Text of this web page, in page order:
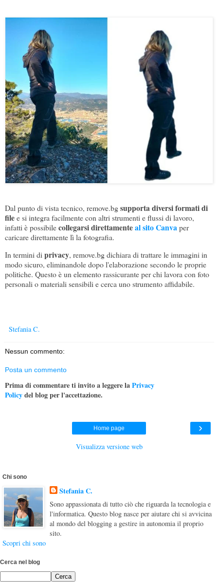
Dal punto di vista tecnico, remove.bgsupporta diversi formati di
filee si integra facilmente con altri strumenti e flussi di lavoro,
infatti è possibilecollegarsi direttamenteal sito Canvaper
caricare direttamente lì la fotografia.
In termini di privacy, remove.bg dichiara di trattare le immagini in
modo sicuro, eliminandole dopo l'elaborazione secondo le proprie
politiche. Questo è un elemento rassicurante per chi lavora con foto
personali o materiali sensibili e cerca uno strumento affidabile.
Stefania C.
Nessun commento:
Posta un commento
Prima di commentare ti invito a leggere laPrivacy
Policydel blog per l'accettazione.
›
Home page
Visualizza versione web
Chi sono
Stefania C.
Sono appassionata di tutto ciò che riguarda la tecnologia e
l'informatica. Questo blog nasce per aiutare chi si avvicina
al mondo del blogging a gestire in autonomia il proprio
sito.
Scopri chi sono
Cerca nel blog